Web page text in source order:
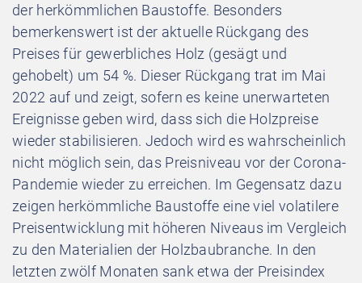
der herkömmlichen Baustoffe. Besonders
bemerkenswert ist der aktuelle Rückgang des
Preises für gewerbliches Holz (gesägt und
gehobelt) um 54 %. Dieser Rückgang trat im Mai
2022 auf und zeigt, sofern es keine unerwarteten
Ereignisse geben wird, dass sich die Holzpreise
wieder stabilisieren. Jedoch wird es wahrscheinlich
nicht möglich sein, das Preisniveau vor der Corona-
Pandemie wieder zu erreichen. Im Gegensatz dazu
zeigen herkömmliche Baustoffe eine viel volatilere
Preisentwicklung mit höheren Niveaus im Vergleich
zu den Materialien der Holzbaubranche. In den
letzten zwölf Monaten sank etwa der Preisindex